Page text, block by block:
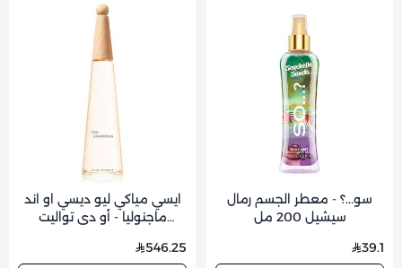
ايسي مياكي ليو ديسي او اند
ماجنوليا - أو دي تواليت
546.25
سو...؟ - معطر الجسم رمال
سيشيل 200 مل
39.1